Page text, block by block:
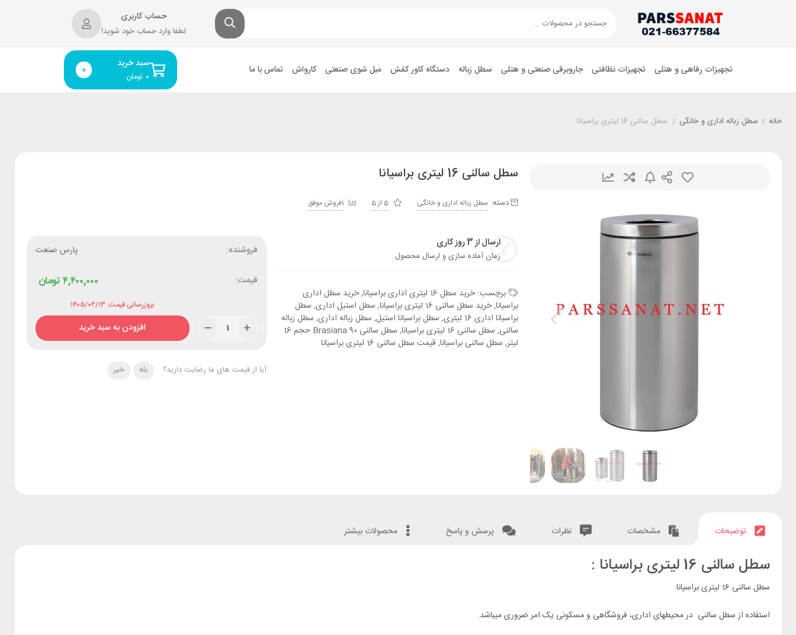
حساب کاربری
لطفا وارد حساب خود شوید!
تجهیزات رفاهی و هتلی تجهیزات نظافتی جاروبرقی صنعتی و هتلی سطل زباله دستگاه کاور کفش مبل شوی صنعتی کارواش تماس با ما سبد خرید
تومان ۰ 0
خانه / سطل زباله اداری و خانگی / سطل سالنی 16 لیتری براسیانا
سطل سالنی 16 لیتری براسیانا
دسته: سطل زباله اداری و خانگی 5 از 5 1فروش موفق
ارسال از 3 روز کاری
زمان آماده سازی و ارسال محصول
برچسب:خرید سطل 16 لیتری اداری براسیانا ,خرید سطل اداری
براسیانا,خرید سطل سالنی 16 لیتری براسیانا , سطل استیل اداری, سطل
براسیانا اداری 16 لیتری
, سطل براسیانا استیل, سطل زباله اداری, سطل زباله
سالنی, سطل سالنی 16 لیتری براسیانا ,
سطل سالنی Brasiana 90 حجم 16
لیتر, سطل سالنی براسیانا, قیمت سطل سالنی 16 لیتری براسیانا
فروشنده: پارس صنعت
قیمت: تومان۴,۴۰۰,۰۰۰
بروزرسانی قیمت: ۱۴۰۵/۰۲/۱۳
افزودن به سبد خرید
آیا از قیمت های ما رضایت دارید؟ بله خیر
توضیحات مشخصات نظرات پرسش و پاسخ محصولات بیشتر
سطل سالنی 16 لیتری براسیانا :
سطل سالنی 16 لیتری براسیانا
استفاده از سطل سالنی در محیطهای اداری، فروشگاهی و مسکونی یک امر ضروری میباشد.